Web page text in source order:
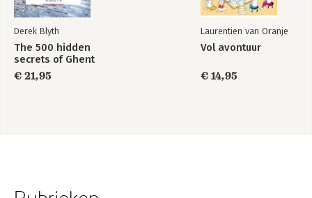
Derek Blyth
The 500 hidden
secrets of Ghent
€ 21,95
Laurentien van Oranje
Vol avontuur
€ 14,95